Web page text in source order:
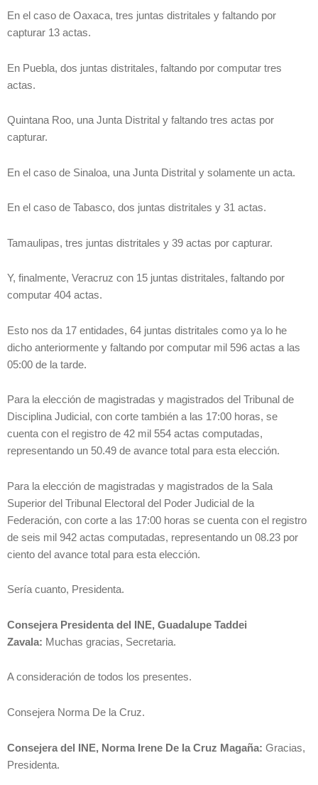
En el caso de Oaxaca, tres juntas distritales y faltando por
capturar 13 actas.
En Puebla, dos juntas distritales, faltando por computar tres
actas.
Quintana Roo, una Junta Distrital y faltando tres actas por
capturar.
En el caso de Sinaloa, una Junta Distrital y solamente un acta.
En el caso de Tabasco, dos juntas distritales y 31 actas.
Tamaulipas, tres juntas distritales y 39 actas por capturar.
Y, finalmente, Veracruz con 15 juntas distritales, faltando por
computar 404 actas.
Esto nos da 17 entidades, 64 juntas distritales como ya lo he
dicho anteriormente y faltando por computar mil 596 actas a las
05:00 de la tarde.
Para la elección de magistradas y magistrados del Tribunal de
Disciplina Judicial, con corte también a las 17:00 horas, se
cuenta con el registro de 42 mil 554 actas computadas,
representando un 50.49 de avance total para esta elección.
Para la elección de magistradas y magistrados de la Sala
Superior del Tribunal Electoral del Poder Judicial de la
Federación, con corte a las 17:00 horas se cuenta con el registro
de seis mil 942 actas computadas, representando un 08.23 por
ciento del avance total para esta elección.
Sería cuanto, Presidenta.
Consejera Presidenta del INE, Guadalupe Taddei
Zavala: Muchas gracias, Secretaria.
A consideración de todos los presentes.
Consejera Norma De la Cruz.
Consejera del INE, Norma Irene De la Cruz Magaña: Gracias,
Presidenta.